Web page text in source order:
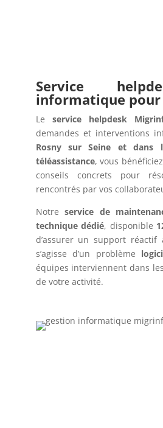
Service
informatique pour
Le service helpdesk
demandes et interventions
Rosny sur Seine et dans
téléassistance, vous
conseils concrets pour
rencontrés par vos
Notreservice de
technique dédié, disponible
d’assurer un support réactif
s’agisse d’un problème
équipes interviennent dans
de votre activité.